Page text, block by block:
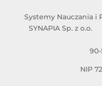
Systemy Nauczania
SYNAPIA Sp. z
NIP